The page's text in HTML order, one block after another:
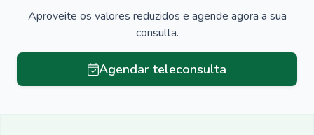
Aproveite os valores reduzidos e agende agora a sua
consulta.
Agendar teleconsulta